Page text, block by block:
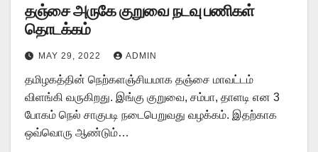
தஞ்சை அருகே குறுவை நடவு பணிகள்
தொடக்கம்
MAY 29, 2022 ADMIN
தமிழகத்தின் நெற்களஞ்சியமாக தஞ்சை மாவட்டம்
விளங்கி வருகிறது. இங்கு குறுவை, சம்பா, தாளடி என 3
போகம் நெல் சாகுபடி நடைபெறுவது வழக்கம். இதற்காக
ஒவ்வொரு ஆண்டும்…